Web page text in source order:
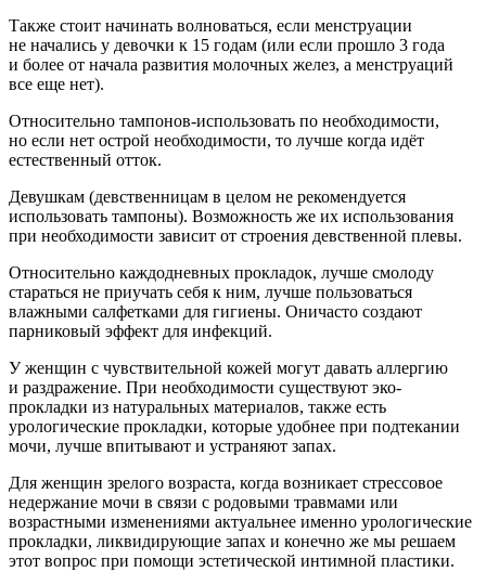
Также стоит начинать волноваться, если менструации
не начались у девочки к 15 годам (или если прошло 3 года
и более от начала развития молочных желез, а менструаций
все еще нет).
Относительно тампонов-использовать по необходимости,
но если нет острой необходимости, то лучше когда идёт
естественный отток.
Девушкам (девственницам в целом не рекомендуется
использовать тампоны). Возможность же их использования
при необходимости зависит от строения девственной плевы.
Относительно каждодневных прокладок, лучше смолоду
стараться не приучать себя к ним, лучше пользоваться
влажными салфетками для гигиены. Оничасто создают
парниковый эффект для инфекций.
У женщин с чувствительной кожей могут давать аллергию
и раздражение. При необходимости существуют эко-
прокладки из натуральных материалов, также есть
урологические прокладки, которые удобнее при подтекании
мочи, лучше впитывают и устраняют запах.
Для женщин зрелого возраста, когда возникает стрессовое
недержание мочи в связи с родовыми травмами или
возрастными изменениями актуальнее именно урологические
прокладки, ликвидирующие запах и конечно же мы решаем
этот вопрос при помощи эстетической интимной пластики.